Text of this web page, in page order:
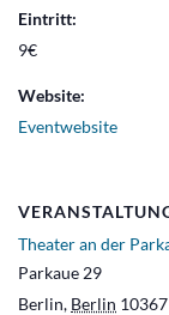
Eintritt:
9€
Website:
Eventwebsite
Theater an der
Parkaue 29
Berlin, Berlin 10367